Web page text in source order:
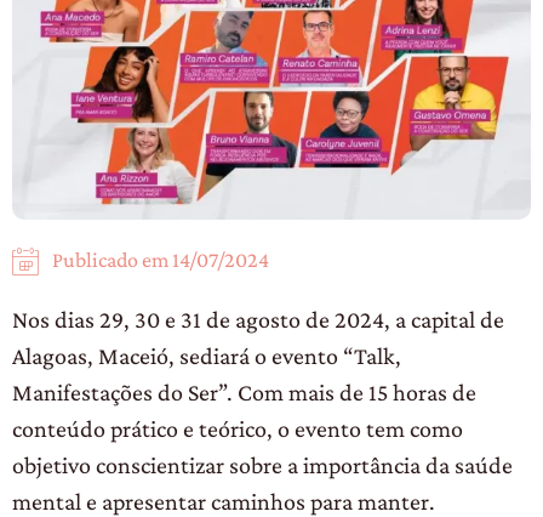
Publicado em 14/07/2024
Nos dias 29, 30 e 31 de agosto de 2024, a capital de
Alagoas, Maceió, sediará o evento “Talk,
Manifestações do Ser”. Com mais de 15 horas de
conteúdo prático e teórico, o evento tem como
objetivo conscientizar sobre a importância da saúde
mental e apresentar caminhos para manter.